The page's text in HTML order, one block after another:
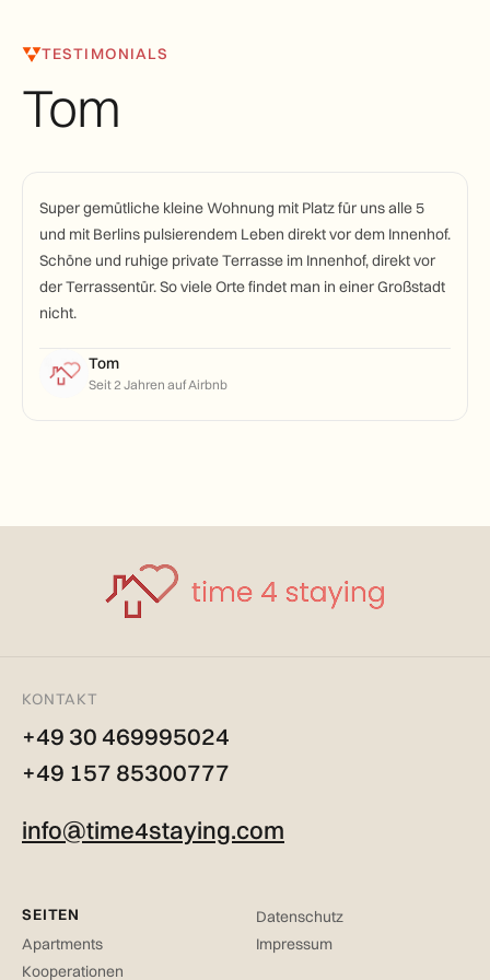
TESTIMONIALS
Tom
Super gemütliche kleine Wohnung mit Platz für uns alle 5
und mit Berlins pulsierendem Leben direkt vor dem Innenhof.
Schöne und ruhige private Terrasse im Innenhof, direkt vor
der Terrassentür. So viele Orte findet man in einer Großstadt
nicht.
Tom
Seit 2 Jahren auf Airbnb
KONTAKT
+49 30 469995024
+49 157 85300777
info@time4staying.com
SEITEN
Apartments
Kooperationen
Datenschutz
Impressum